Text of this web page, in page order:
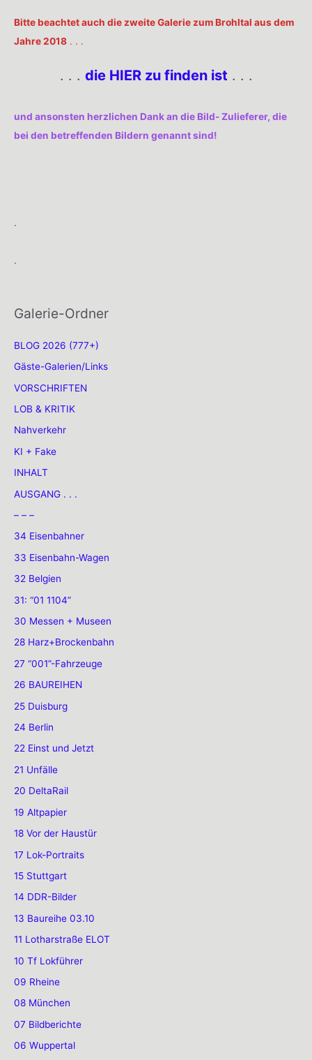
Galerie-Ordner
BLOG 2026 (777+)
Gäste-Galerien/Links
VORSCHRIFTEN
LOB & KRITIK
Nahverkehr
KI + Fake
INHALT
AUSGANG . . .
– – –
34 Eisenbahner
33 Eisenbahn-Wagen
32 Belgien
31: “01 1104”
30 Messen + Museen
28 Harz+Brockenbahn
27 “001”-Fahrzeuge
26 BAUREIHEN
25 Duisburg
24 Berlin
22 Einst und Jetzt
21 Unfälle
20 DeltaRail
19 Altpapier
18 Vor der Haustür
17 Lok-Portraits
15 Stuttgart
14 DDR-Bilder
13 Baureihe 03.10
11 Lotharstraße ELOT
10 Tf Lokführer
09 Rheine
08 München
07 Bildberichte
06 Wuppertal
Bitte beachtet auch die zweite Galerie zum Brohltal aus dem
Jahre 2018 . . .
. . . die HIER zu finden ist . . .
und ansonsten herzlichen Dank an die Bild- Zulieferer, die
bei den betreffenden Bildern genannt sind!
.
.